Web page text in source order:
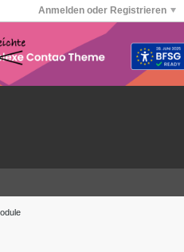
Anmelden oder Registrieren